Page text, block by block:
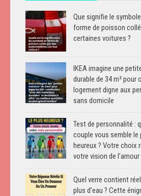
Que signifie le
forme de poisson
certaines voitures ?
IKEA imagine une
durable de 34 m² pour
logement digne aux
sans domicile
Test de personnalité :
couple vous semble le
heureux ? Votre choix
votre vision de l’amour
Quel verre contient
plus d’eau ? Cette